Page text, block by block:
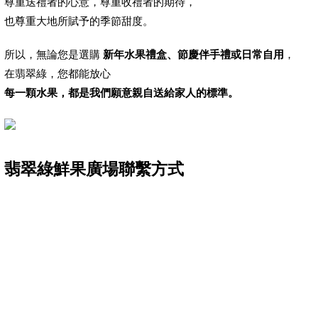
也尊重大地所賦予的季節甜度。
所以，無論您是選購 新年水果禮盒、節慶伴手禮或日常自用 ，
在翡翠綠，您都能放心
每一顆水果，都是我們願意親自送給家人的標準。
翡翠綠鮮果廣場聯繫方式